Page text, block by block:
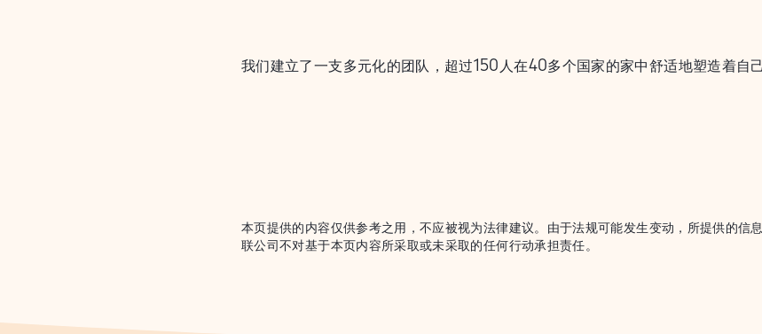
我们建立了一支多元化的团队，超过150人在40多个国家的家中舒适地塑造着自己
本页提供的内容仅供参考之用，不应被视为法律建议。由于法规可能发生变动，所提供的
联公司不对基于本页内容所采取或未采取的任何行动承担责任。